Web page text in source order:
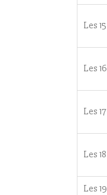
Les 15
Les 16
Les 17
Les 18
Les 19